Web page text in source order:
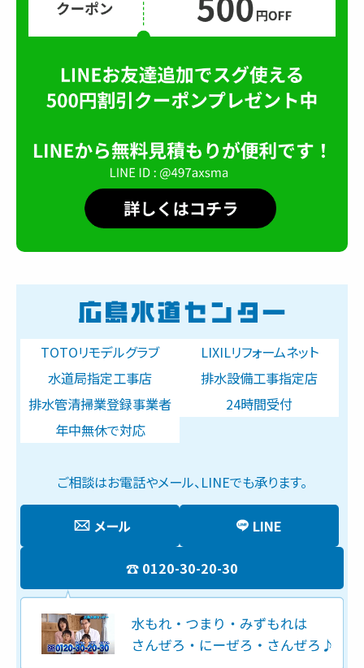
TOTOリモデルグラブ
LIXILリフォームネット
水道局指定工事店
排水設備工事指定店
排水管清掃業登録事業者
24時間受付
年中無休で対応
ご相談はお電話やメール、LINEでも承ります。
0120-30-20-30
メール LINE